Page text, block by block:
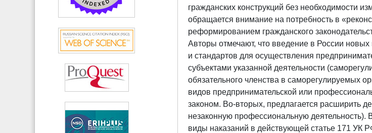
гражданских конструкций без необходимости
обращается внимание на потребность в
реформированием гражданского
Авторы отмечают, что введение в России
и стандартов для осуществления
субъектами указанной деятельности
обязательного членства в саморегулируемых
видов предпринимательской или
законом. Во-вторых, предлагается расширить
незаконную профессиональную деятельность).
виды наказаний в действующей статье 171 УК